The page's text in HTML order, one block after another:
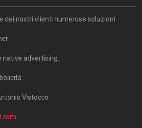
dei nostri clienti numerose soluzioni
native advertising.
Vistocco